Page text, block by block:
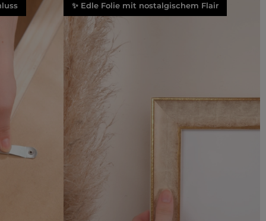
✨ Edle Folie mit nostalgischem Flair